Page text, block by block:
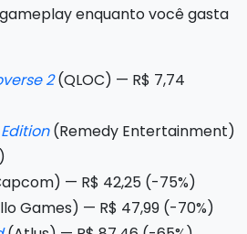
enquanto você gasta
2(QLOC) — R$ 7,74
(Remedy Entertainment)
— R$ 42,25 (-75%)
Games) — R$ 47,99 (-70%)